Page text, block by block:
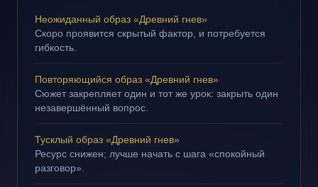
Неожиданный образ «Древний гнев»
Скоро проявится скрытый фактор, и потребуется
гибкость.
Повторяющийся образ «Древний гнев»
Сюжет закрепляет один и тот же урок: закрыть один
незавершённый вопрос.
Тусклый образ «Древний гнев»
Ресурс снижен; лучше начать с шага «спокойный
разговор».